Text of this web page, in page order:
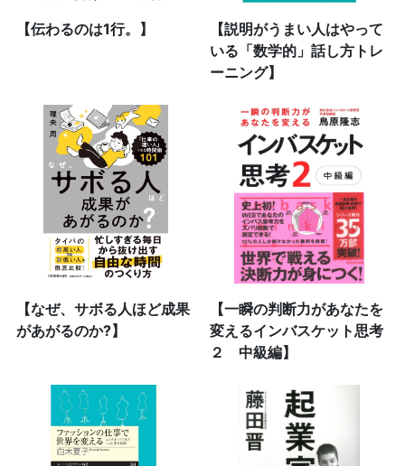
【伝わるのは1行。】
【説明がうまい人はやって
いる「数学的」話し方トレ
ーニング】
【なぜ、サボる人ほど成果
があがるのか?】
【一瞬の判断力があなたを
変えるインバスケット思考
２ 中級編】